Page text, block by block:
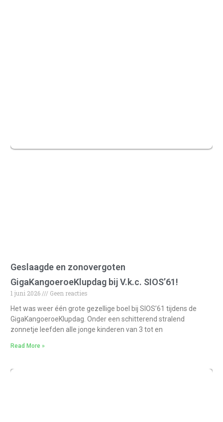
Geslaagde en zonovergoten
GigaKangoeroeKlupdag bij V.k.c. SIOS’61!
1 juni 2026
Geen reacties
Het was weer één grote gezellige boel bij SIOS’61 tijdens de
GigaKangoeroeKlupdag. Onder een schitterend stralend
zonnetje leefden alle jonge kinderen van 3 tot en
Read More »